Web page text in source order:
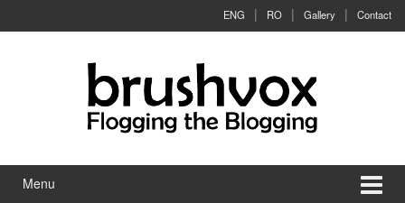
ENG RO Gallery Contact
Menu